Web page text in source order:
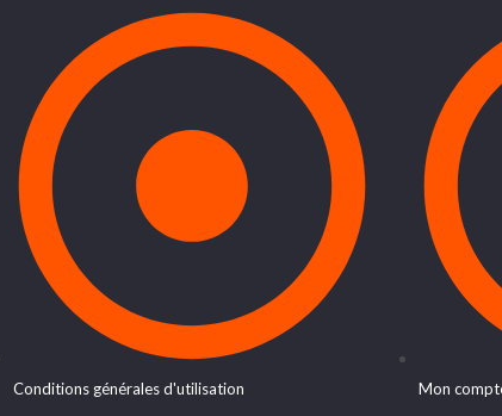
Conditions générales d'utilisation Mon